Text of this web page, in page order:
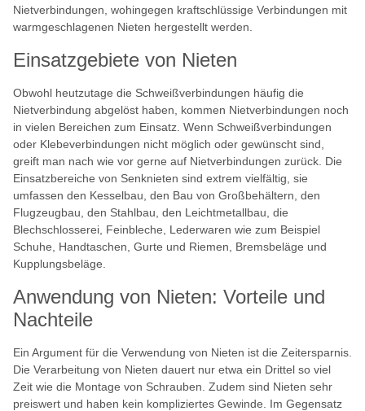
Nietverbindungen, wohingegen kraftschlüssige Verbindungen mit
warmgeschlagenen Nieten hergestellt werden.
Einsatzgebiete von Nieten
Obwohl heutzutage die Schweißverbindungen häufig die
Nietverbindung abgelöst haben, kommen Nietverbindungen noch
in vielen Bereichen zum Einsatz. Wenn Schweißverbindungen
oder Klebeverbindungen nicht möglich oder gewünscht sind,
greift man nach wie vor gerne auf Nietverbindungen zurück. Die
Einsatzbereiche von Senknieten sind extrem vielfältig, sie
umfassen den Kesselbau, den Bau von Großbehältern, den
Flugzeugbau, den Stahlbau, den Leichtmetallbau, die
Blechschlosserei, Feinbleche, Lederwaren wie zum Beispiel
Schuhe, Handtaschen, Gurte und Riemen, Bremsbeläge und
Kupplungsbeläge.
Anwendung von Nieten: Vorteile und
Nachteile
Ein Argument für die Verwendung von Nieten ist die Zeitersparnis.
Die Verarbeitung von Nieten dauert nur etwa ein Drittel so viel
Zeit wie die Montage von Schrauben. Zudem sind Nieten sehr
preiswert und haben kein kompliziertes Gewinde. Im Gegensatz